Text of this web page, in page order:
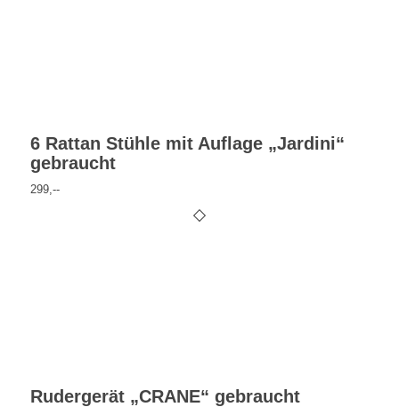
6 Rattan Stühle mit Auflage „Jardini“
gebraucht
299,--
Rudergerät „CRANE“ gebraucht